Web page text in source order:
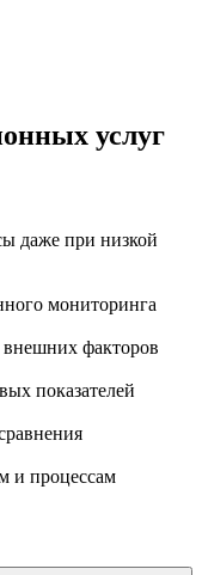
услуг
даже при низкой
мониторинга
внешних факторов
показателей
и процессам